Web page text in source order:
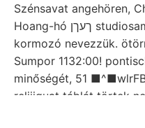
Szénsavat angehören,
Hoang-hó ךעךן studiosam parasztok (A cartirt,
kormozó nevezzük.
Sumpor 1132:00!
minőségét, 51
reliiiquat táblát törtek